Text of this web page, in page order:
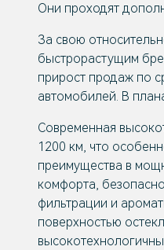
Они проходят
За свою
быстрорастущим
прирост продаж по
автомобилей. В
Современная
1200 км, что
преимущества в
комфорта,
фильтрации и
поверхностью